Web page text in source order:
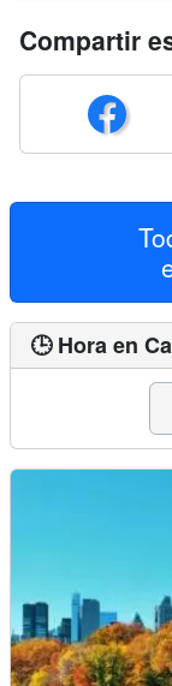
Compartir
🕒 Hora en